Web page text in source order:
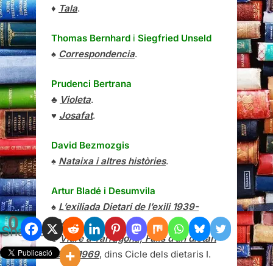
0
Shares
♦ Tala.
Thomas Bernhard i Siegfried Unseld
♠ Correspondencia.
Prudenci Bertrana
♣ Violeta.
♥ Josafat.
David Bezmozgis
♠ Nataixa i altres històries.
Artur Bladé i Desumvila
♠ L’exiliada Dietari de l’exili 1939-
1940 .
♣Viure a Tarragona, Fulls d’un dietari
1966-1969, dins Cicle dels dietaris I.